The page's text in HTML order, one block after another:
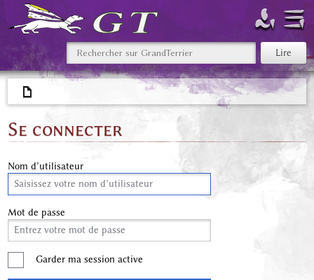
Se connecter
Nom d’utilisateur
Mot de passe
Garder ma session active